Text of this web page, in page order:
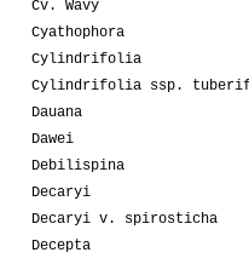
Cv. Wavy
Cyathophora
Cylindrifolia
Cylindrifolia ssp.
Dauana
Dawei
Debilispina
Decaryi
Decaryi v. spirosticha
Decepta